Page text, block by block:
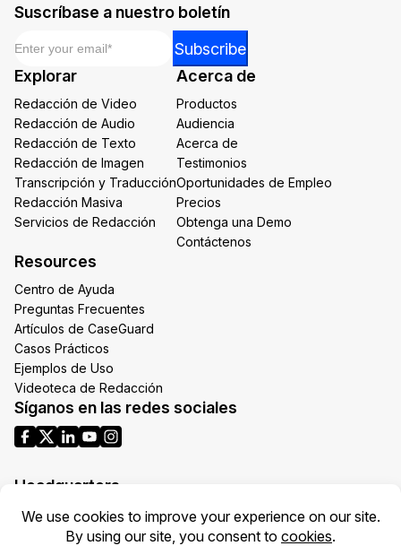
Suscríbase a nuestro boletín
*
Subscribe
Explorar
Redacción de Video
Redacción de Audio
Redacción de Texto
Redacción de Imagen
Transcripción y Traducción
Redacción Masiva
Servicios de Redacción
Acerca de
Productos
Audiencia
Acerca de
Testimonios
Oportunidades de Empleo
Precios
Obtenga una Demo
Contáctenos
Resources
Centro de Ayuda
Preguntas Frecuentes
Artículos de CaseGuard
Casos Prácticos
Ejemplos de Uso
Videoteca de Redacción
Síganos en las redes sociales
Headquarters
1700 N Moore St Suite 1701
Arlington VA 22209